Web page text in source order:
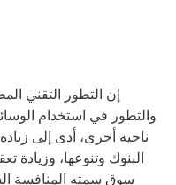
إن التطور التقني
والتطور في استخدام
ناحية أخرى، أدى إلى
البنوك وتنوعها، وزيادة
سوق سمته المنافسة